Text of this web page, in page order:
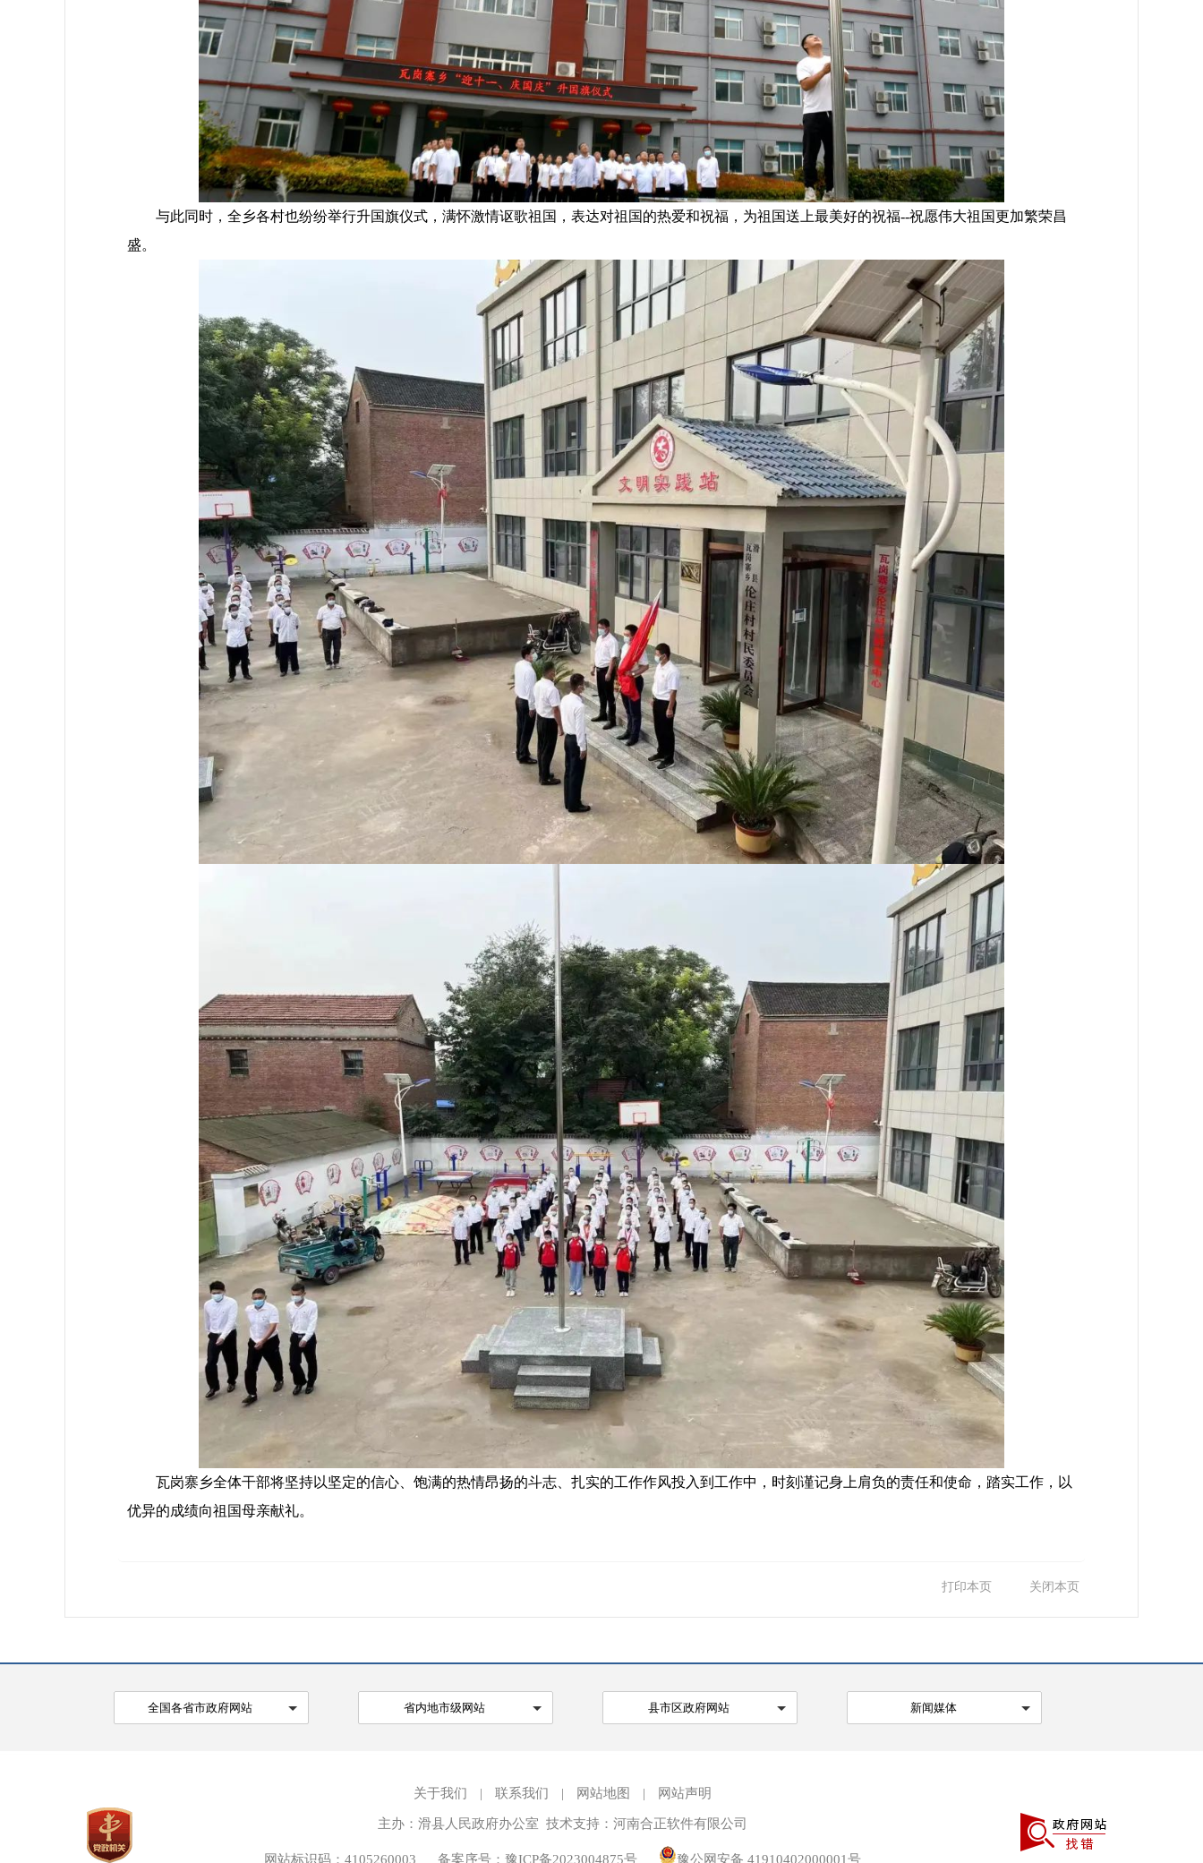
与此同时，全乡各村也纷纷举行升国旗仪式，满怀激情讴歌祖国，表达对祖国的热爱和祝福，为祖国送上最美好的祝福--祝愿伟大祖国更加繁荣昌
盛。
瓦岗寨乡全体干部将坚持以坚定的信心、饱满的热情昂扬的斗志、扎实的工作作风投入到工作中，时刻谨记身上肩负的责任和使命，踏实工作，以
优异的成绩向祖国母亲献礼。
打印本页 关闭本页
全国各省市政府网站 省内地市级网站 县市区政府网站 新闻媒体
关于我们 | 联系我们 | 网站地图 | 网站声明
主办：滑县人民政府办公室 技术支持：河南合正软件有限公司
网站标识码：4105260003 备案序号：豫ICP备2023004875号 豫公网安备 41910402000001号